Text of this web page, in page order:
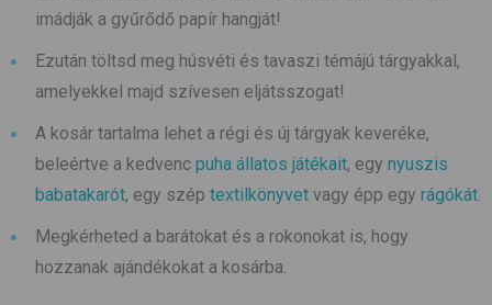
imádják a gyűrődő papír hangját!
Ezután töltsd meg húsvéti és tavaszi témájú tárgyakkal,
amelyekkel majd szívesen eljátsszogat!
A kosár tartalma lehet a régi és új tárgyak keveréke,
beleértve a kedvenc puha állatos játékait, egy nyuszis
babatakarót, egy szép textilkönyvet vagy épp egy rágókát.
Megkérheted a barátokat és a rokonokat is, hogy
hozzanak ajándékokat a kosárba.